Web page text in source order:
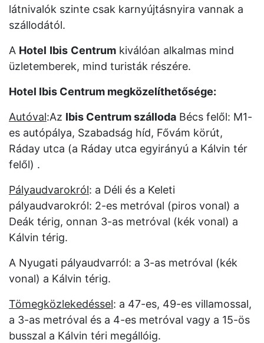
látnivalók szinte csak karnyújtásnyira vannak a
szállodától.
A Hotel Ibis Centrum kiválóan alkalmas mind
üzletemberek, mind turisták részére.
Hotel Ibis Centrum megközelíthetősége:
Autóval:Az Ibis Centrum szálloda Bécs felől: M1-
es autópálya, Szabadság híd, Fővám körút,
Ráday utca (a Ráday utca egyirányú a Kálvin tér
felől) .
Pályaudvarokról: a Déli és a Keleti
pályaudvarokról: 2-es metróval (piros vonal) a
Deák térig, onnan 3-as metróval (kék vonal) a
Kálvin térig.
A Nyugati pályaudvarról: a 3-as metróval (kék
vonal) a Kálvin térig.
Tömegközlekedéssel: a 47-es, 49-es villamossal,
a 3-as metróval és a 4-es metróval vagy a 15-ös
busszal a Kálvin téri megállóig.